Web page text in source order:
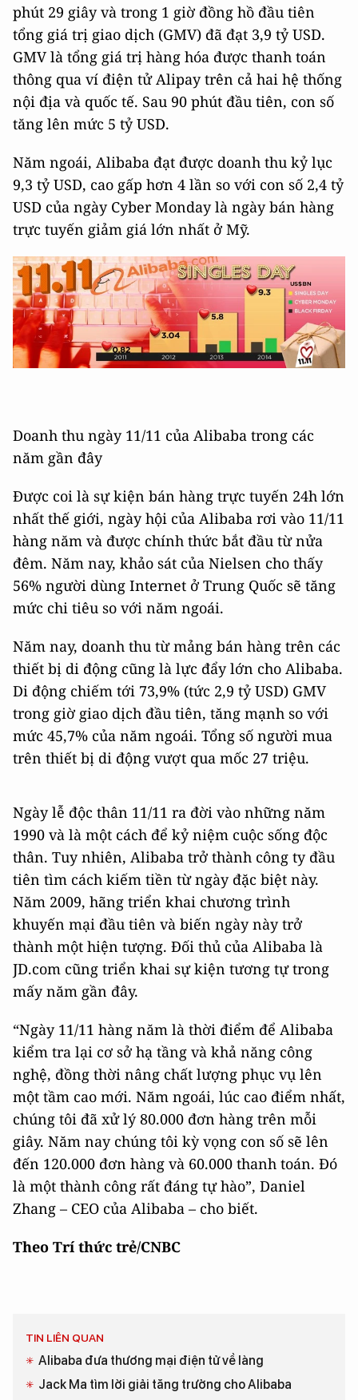
phút 29 giây và trong 1 giờ đồng hồ đầu tiên
tổng giá trị giao dịch (GMV) đã đạt 3,9 tỷ USD.
GMV là tổng giá trị hàng hóa được thanh toán
thông qua ví điện tử Alipay trên cả hai hệ thống
nội địa và quốc tế. Sau 90 phút đầu tiên, con số
tăng lên mức 5 tỷ USD.
Năm ngoái, Alibaba đạt được doanh thu kỷ lục
9,3 tỷ USD, cao gấp hơn 4 lần so với con số 2,4 tỷ
USD của ngày Cyber Monday là ngày bán hàng
trực tuyến giảm giá lớn nhất ở Mỹ.
Doanh thu ngày 11/11 của Alibaba trong các
năm gần đây
Được coi là sự kiện bán hàng trực tuyến 24h lớn
nhất thế giới, ngày hội của Alibaba rơi vào 11/11
hàng năm và được chính thức bắt đầu từ nửa
đêm. Năm nay, khảo sát của Nielsen cho thấy
56% người dùng Internet ở Trung Quốc sẽ tăng
mức chi tiêu so với năm ngoái.
Năm nay, doanh thu từ mảng bán hàng trên các
thiết bị di động cũng là lực đẩy lớn cho Alibaba.
Di động chiếm tới 73,9% (tức 2,9 tỷ USD) GMV
trong giờ giao dịch đầu tiên, tăng mạnh so với
mức 45,7% của năm ngoái. Tổng số người mua
trên thiết bị di động vượt qua mốc 27 triệu.
Ngày lễ độc thân 11/11 ra đời vào những năm
1990 và là một cách để kỷ niệm cuộc sống độc
thân. Tuy nhiên, Alibaba trở thành công ty đầu
tiên tìm cách kiếm tiền từ ngày đặc biệt này.
Năm 2009, hãng triển khai chương trình
khuyến mại đầu tiên và biến ngày này trở
thành một hiện tượng. Đối thủ của Alibaba là
JD.com cũng triển khai sự kiện tương tự trong
mấy năm gần đây.
“Ngày 11/11 hàng năm là thời điểm để Alibaba
kiểm tra lại cơ sở hạ tầng và khả năng công
nghệ, đồng thời nâng chất lượng phục vụ lên
một tầm cao mới. Năm ngoái, lúc cao điểm nhất,
chúng tôi đã xử lý 80.000 đơn hàng trên mỗi
giây. Năm nay chúng tôi kỳ vọng con số sẽ lên
đến 120.000 đơn hàng và 60.000 thanh toán. Đó
là một thành công rất đáng tự hào”, Daniel
Zhang – CEO của Alibaba – cho biết.
Theo Trí thức trẻ/CNBC
TIN LIÊN QUAN
Alibaba đưa thương mại điện tử về làng
Jack Ma tìm lời giải tăng trưởng cho Alibaba